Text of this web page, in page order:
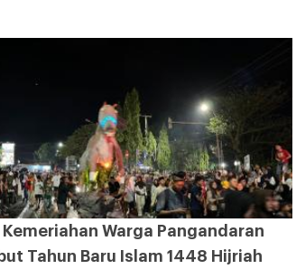
Kemeriahan Warga Pangandaran
Tahun Baru Islam 1448 Hijriah